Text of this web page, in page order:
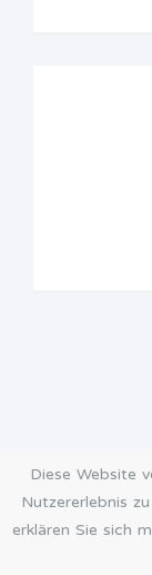
Diese Website
Nutzererlebnis
erklären Sie sich